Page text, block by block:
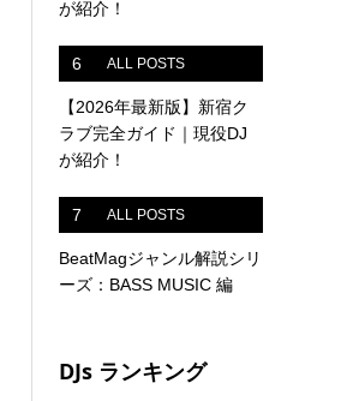
が紹介！
6 ALL POSTS
【2026年最新版】新宿ク
ラブ完全ガイド｜現役DJ
が紹介！
7 ALL POSTS
BeatMagジャンル解説シリ
ーズ：BASS MUSIC 編
DJs ランキング